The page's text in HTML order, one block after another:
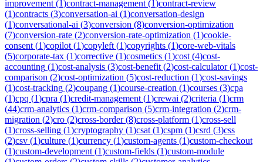
improvement (1)contract-management (1)contract-review
(1)contracts (3)conversation-ai (1)conversation-design
(1)conversational-ai (3)conversion (8)conversion-optimization
(7)conversion-rate (2)conversion-rate-optimization (1)cookie-
consent (1)copilot (1)copyleft (1)copyrights (1)core-web-vitals
(5)corporate-tax (1)corrective (1)cosmetics (1)cost (4)cost-
accounting (1)cost-analysis (3)cost-benefit (2)cost-calculator(1)cost-
comparison (2)cost-optimization (5)cost-reduction (1)cost-savings
(1)cost-tracking (2)coupang (1)course-creation (1)courses (3)cpa
(1)cpq (1)cpra (1)credit-management (1)crewai (2)criteria (1)crm
(44)crm-analytics (1)crm-comparison (5)crm-integration (2)crm-
migration (2)cro (2)cross-border(8)cross-platform (1)cross-sell
(1)cross-selling (1)cryptography (1)csat (1)cspm (1)csrd (3)css
(2)csv (1)culture (1)currency (1)custom-agents (1)custom-checkout
(1)custom-development (1)custom-fields (1)custom-module